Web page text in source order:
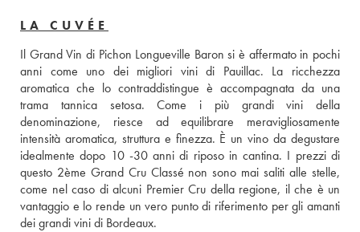
LA CUVÉE
Il Grand Vin di Pichon Longueville Baron si è affermato in pochi
anni come uno dei migliori vini di Pauillac. La ricchezza
aromatica che lo contraddistingue è accompagnata da una
trama tannica setosa. Come i più grandi vini della
denominazione, riesce ad equilibrare meravigliosamente
intensità aromatica, struttura e finezza. È un vino da degustare
idealmente dopo 10 -30 anni di riposo in cantina. I prezzi di
questo 2ème Grand Cru Classé non sono mai saliti alle stelle,
come nel caso di alcuni Premier Cru della regione, il che è un
vantaggio e lo rende un vero punto di riferimento per gli amanti
dei grandi vini di Bordeaux.